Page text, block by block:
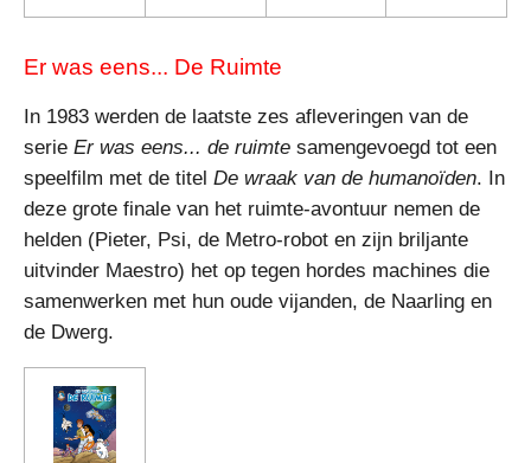
Er was eens... De Ruimte
In 1983 werden de laatste zes afleveringen van de
serie Er was eens... de ruimte samengevoegd tot een
speelfilm met de titel De wraak van de humanoïden. In
deze grote finale van het ruimte-avontuur nemen de
helden (Pieter, Psi, de Metro-robot en zijn briljante
uitvinder Maestro) het op tegen hordes machines die
samenwerken met hun oude vijanden, de Naarling en
de Dwerg.